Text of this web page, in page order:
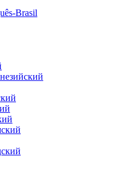
Brasil